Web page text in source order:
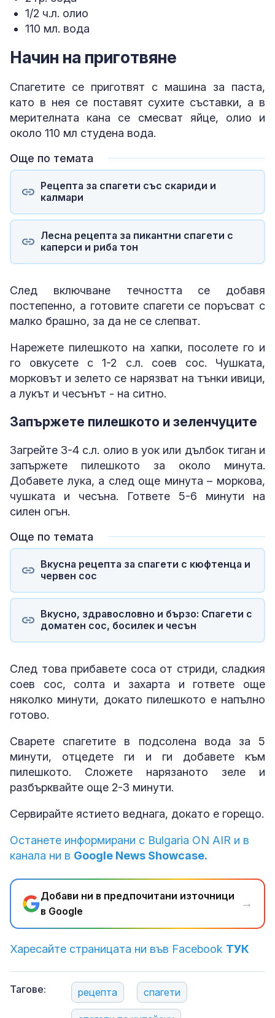
1/2 ч.л. олио
110 мл. вода
Начин на приготвяне
Спагетите се приготвят с машина за паста,
като в нея се поставят сухите съставки, а в
мерителната кана се смесват яйце, олио и
около 110 мл студена вода.
Още по темата
Рецепта за спагети със скариди и
калмари
Лесна рецепта за пикантни спагети с
каперси и риба тон
След включване течността се добавя
постепенно, а готовите спагети се поръсват с
малко брашно, за да не се слепват.
Нарежете пилешкото на хапки, посолете го и
го овкусете с 1-2 с.л. соев сос. Чушката,
морковът и зелето се нарязват на тънки ивици,
а лукът и чесънът - на ситно.
Запържете пилешкото и зеленчуците
Загрейте 3-4 с.л. олио в уок или дълбок тиган и
запържете пилешкото за около минута.
Добавете лука, а след още минута – моркова,
чушката и чесъна. Гответе 5-6 минути на
силен огън.
Още по темата
Вкусна рецепта за спагети с кюфтенца и
червен сос
Вкусно, здравословно и бързо: Спагети с
доматен сос, босилек и чесън
След това прибавете соса от стриди, сладкия
соев сос, солта и захарта и гответе още
няколко минути, докато пилешкото е напълно
готово.
Сварете спагетите в подсолена вода за 5
минути, отцедете ги и ги добавете към
пилешкото. Сложете нарязаното зеле и
разбърквайте още 2-3 минути.
Сервирайте ястието веднага, докато е горещо.
Останете информирани с Bulgaria ON AIR и в
канала ни в Google News Showcase.
Добави ни в предпочитани източници
в Google
→
Харесайте страницата ни във Facebook ТУК
Тагове: рецепта спагети